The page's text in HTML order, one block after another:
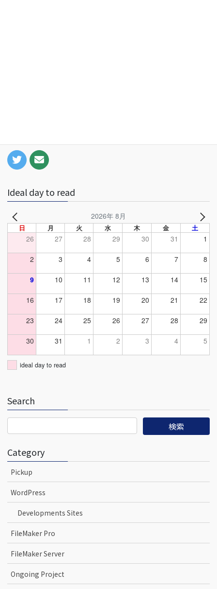
Ideal day to read
2026年 8月
日 月 火 水 木 金 土
26 27 28 29 30 31 1
2 3 4 5 6 7 8
9 10 11 12 13 14 15
16 17 18 19 20 21 22
23 24 25 26 27 28 29
30 31 1 2 3 4 5
ideal day to read
Search
検
索:
Category
Pickup
WordPress
Developments Sites
FileMaker Pro
FileMaker Server
Ongoing Project